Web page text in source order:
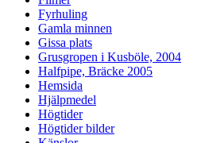
Fyrhuling
Gamla minnen
Gissa plats
Grusgropen i Kusböle, 2004
Halfpipe, Bräcke 2005
Hemsida
Hjälpmedel
Högtider
Högtider bilder